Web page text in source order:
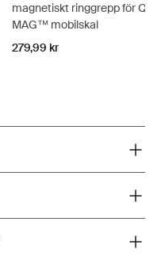
magnetiskt ringgrepp för
MAG™ mobilskal
279,99 kr